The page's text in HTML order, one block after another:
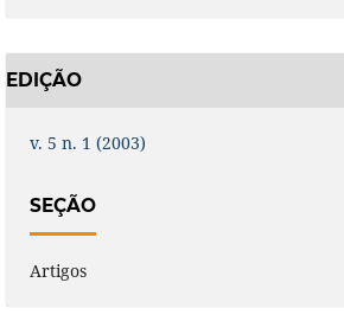
EDIÇÃO
v. 5 n. 1 (2003)
SEÇÃO
Artigos